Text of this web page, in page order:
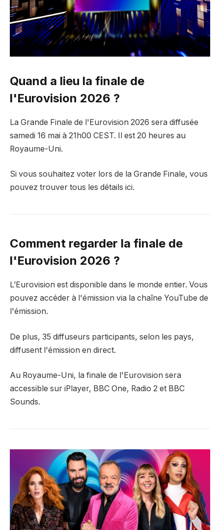
Quand a lieu la finale de
l'Eurovision 2026 ?
La Grande Finale de l'Eurovision 2026 sera diffusée
samedi 16 mai à 21h00 CEST. Il est 20 heures au
Royaume-Uni.
Si vous souhaitez voter lors de la Grande Finale, vous
pouvez trouver tous les détails ici.
Comment regarder la finale de
l'Eurovision 2026 ?
L’Eurovision est disponible dans le monde entier. Vous
pouvez accéder à l'émission via la chaîne YouTube de
l'émission.
De plus, 35 diffuseurs participants, selon les pays,
diffusent l'émission en direct.
Au Royaume-Uni, la finale de l'Eurovision sera
accessible sur iPlayer, BBC One, Radio 2 et BBC
Sounds.